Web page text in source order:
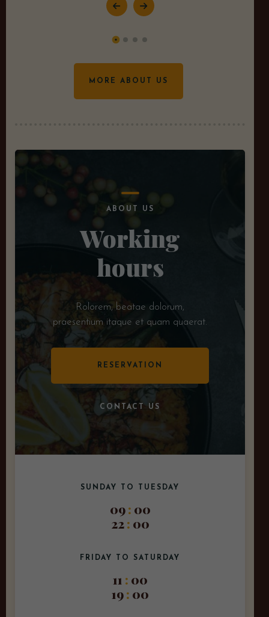
MORE ABOUT US
ABOUT US
Working
hours
Rolorem, beatae dolorum,
praesentium itaque et quam quaerat.
RESERVATION
CONTACT US
SUNDAY TO TUESDAY
09: 00
22: 00
FRIDAY TO SATURDAY
11 : 00
19: 00